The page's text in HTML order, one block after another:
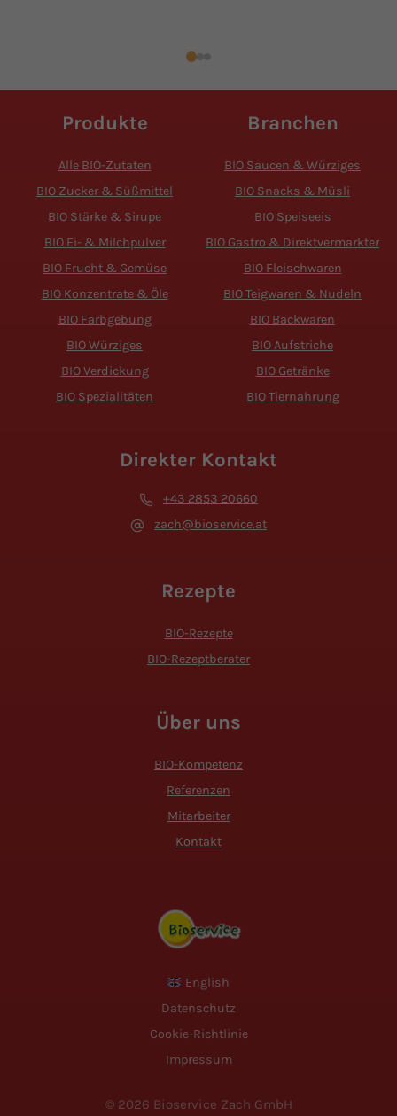
Produkte
Alle BIO-Zutaten
BIO Zucker & Süßmittel
BIO Stärke & Sirupe
BIO Ei- & Milchpulver
BIO Frucht & Gemüse
BIO Konzentrate & Öle
BIO Farbgebung
BIO Würziges
BIO Verdickung
BIO Spezialitäten
Branchen
BIO Saucen & Würziges
BIO Snacks & Müsli
BIO Speiseeis
BIO Gastro & Direktvermarkter
BIO Fleischwaren
BIO Teigwaren & Nudeln
BIO Backwaren
BIO Aufstriche
BIO Getränke
BIO Tiernahrung
Direkter Kontakt
+43 2853 20660
zach@bioservice.at
Rezepte
BIO-Rezepte
BIO-Rezeptberater
Über uns
BIO-Kompetenz
Referenzen
Mitarbeiter
Kontakt
English
Datenschutz
Cookie-Richtlinie
Impressum
© 2026 Bioservice Zach GmbH